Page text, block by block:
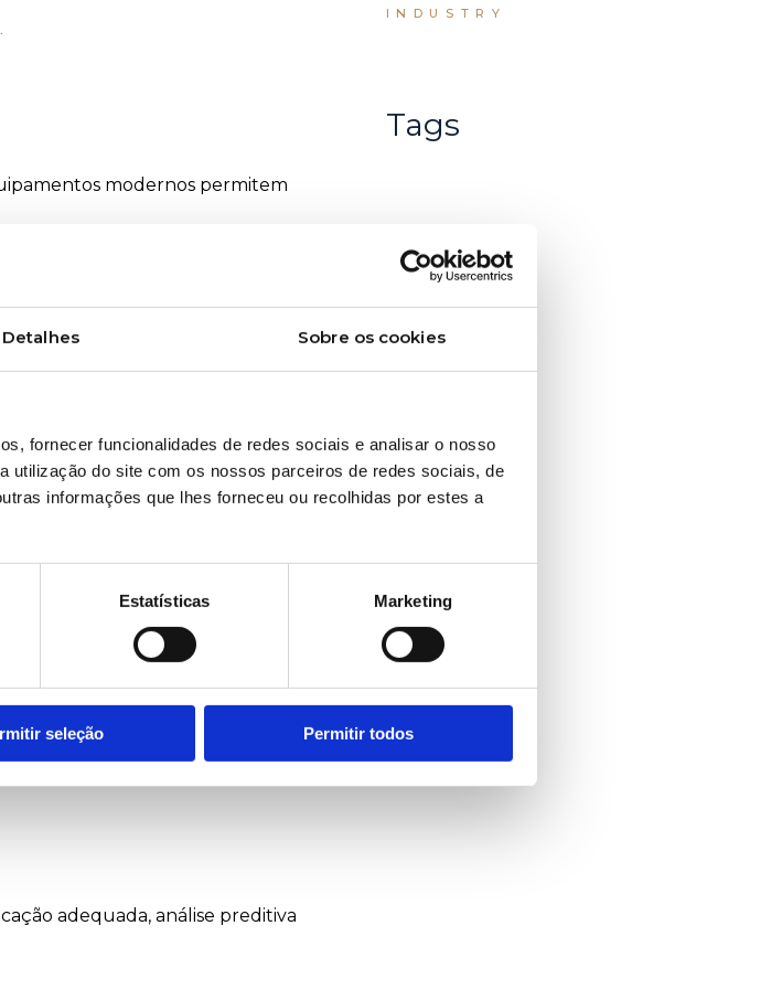
Detalhes Sobre os cookies
fornecer funcionalidades de redes sociais e analisar o nosso
utilização do site com os nossos parceiros de redes sociais, de
informações que lhes forneceu ou recolhidas por estes a
Estatísticas Marketing
seleção Permitir todos
modernos permitem
Verificação de sobrecarga,
das vedações, substituição de
adequada, análise preditiva
INDUSTRY
Tags